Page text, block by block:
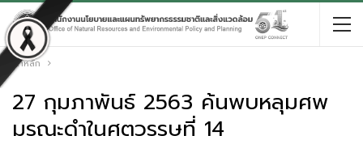
หน้าหลัก
27 กุมภาพันธ์ 2563 ค้นพบหลุมศพ
มรณะดำในศตวรรษที่ 14